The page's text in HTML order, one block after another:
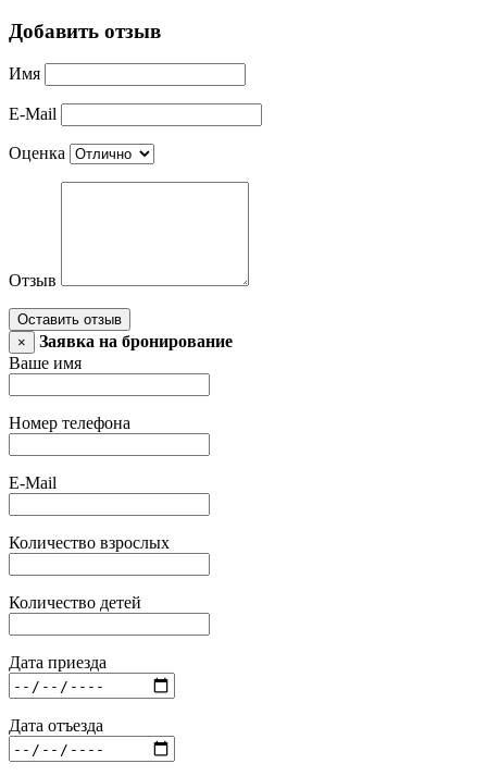
Добавить отзыв
Имя
E-Mail
Оценка
Отзыв
Оставить отзыв
×
Заявка на бронирование
Ваше имя
Номер телефона
E-Mail
Количество взрослых
Количество детей
Дата приезда
Дата отъезда